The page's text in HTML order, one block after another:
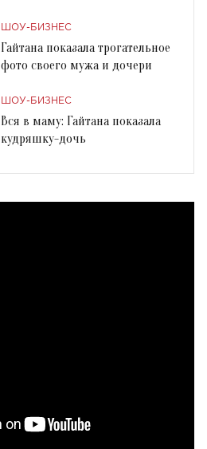
ШОУ-БИЗНЕС
Гайтана показала трогательное
фото своего мужа и дочери
ШОУ-БИЗНЕС
Вся в маму: Гайтана показала
кудряшку-дочь